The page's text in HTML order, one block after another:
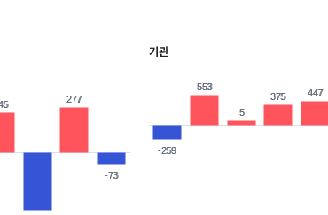
277
277
-73
-73
기관
-259
-259
553
553
5
5
375
375 447
447